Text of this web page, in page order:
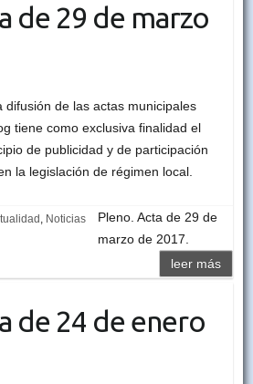
de 29 de marzo
difusión de las actas municipales
tiene como exclusiva finalidad el
de publicidad y de participación
la legislación de régimen local.
Noticias
Pleno. Acta de 29 de
marzo de 2017.
leer más
de 24 de enero